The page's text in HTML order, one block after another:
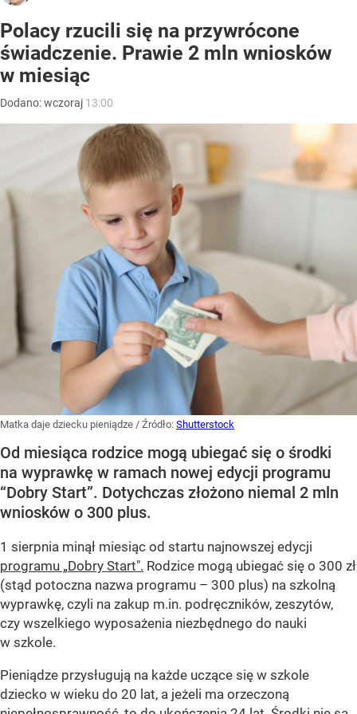
Polacy rzucili się na przywrócone
świadczenie. Prawie 2 mln wniosków
w miesiąc
Dodano:wczoraj 13:00
Matka daje dziecku pieniądze / Źródło: Shutterstock
Od miesiąca rodzice mogą ubiegać się o środki
na wyprawkę w ramach nowej edycji programu
“Dobry Start”. Dotychczas złożono niemal 2 mln
wniosków o 300 plus.
1 sierpnia minął miesiąc od startu najnowszej edycji
programu „Dobry Start". Rodzice mogą ubiegać się o 300 zł
(stąd potoczna nazwa programu – 300 plus) na szkolną
wyprawkę, czyli na zakup m.in. podręczników, zeszytów,
czy wszelkiego wyposażenia niezbędnego do nauki
w szkole.
Pieniądze przysługują na każde uczące się w szkole
dziecko w wieku do 20 lat, a jeżeli ma orzeczoną